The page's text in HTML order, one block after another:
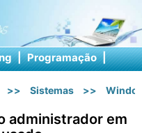
| Programação |
>> Sistemas >>
administrador em